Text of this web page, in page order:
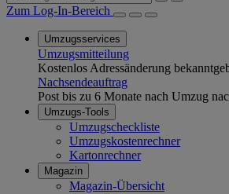
Zum Log-In-Bereich
Umzugsservices
Umzugsmitteilung
Kostenlos Adressänderung
Nachsendeauftrag
Post bis zu 6 Monate nach Umzug
Umzugs-Tools
Umzugscheckliste
Umzugskostenrechner
Kartonrechner
Magazin
Magazin-Übersicht